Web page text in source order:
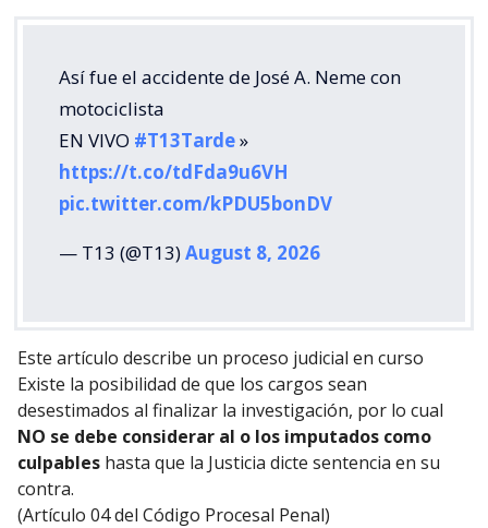
Así fue el accidente de José A. Neme con
motociclista
EN VIVO #T13Tarde»
https://t.co/tdFda9u6VH
pic.twitter.com/kPDU5bonDV
— T13 (@T13)August 8, 2026
Este artículo describe un proceso judicial en curso
Existe la posibilidad de que los cargos sean
desestimados al finalizar la investigación, por lo cual
NO se debe considerar al o los imputados como
culpables hasta que la Justicia dicte sentencia en su
contra.
(Artículo 04 del Código Procesal Penal)